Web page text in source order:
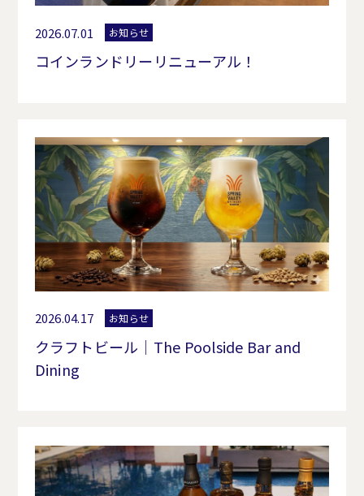
2026.07.01 お知らせ
コインランドリーリニューアル！
2026.04.17 お知らせ
クラフトビール｜The Poolside Bar and
Dining